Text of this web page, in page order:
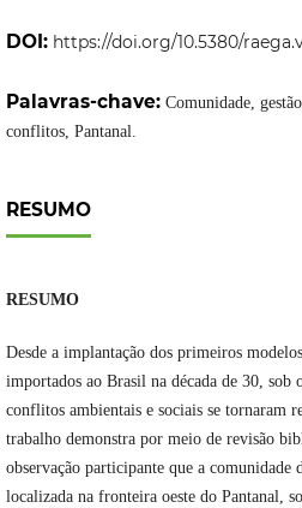
DOI: https://doi.org/10.5380/
Palavras-chave: Comunidade,
conflitos, Pantanal.
RESUMO
RESUMO
Desde a implantação dos primeiros
importados ao Brasil na década de 30, sob
conflitos ambientais e sociais se tornaram
trabalho demonstra por meio de revisão
observação participante que a comunidade
localizada na fronteira oeste do Pantanal,